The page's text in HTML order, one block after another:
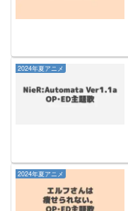
2024年夏アニメ
2024年夏アニメ